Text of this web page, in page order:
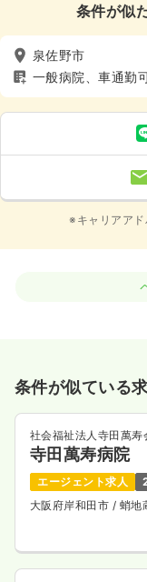
条件が似
泉佐野市
一般病院、車通勤
※キャリアア
条件が似ている
社会福祉法人寺田萬寿
寺田萬寿病院
エージェント求人
大阪府岸和田市 / 蛸地